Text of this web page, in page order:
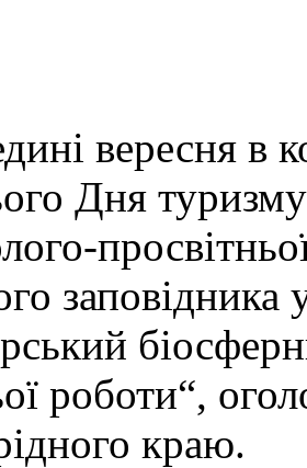
вересня в
Дня
заповідника
роботи“,
краю.